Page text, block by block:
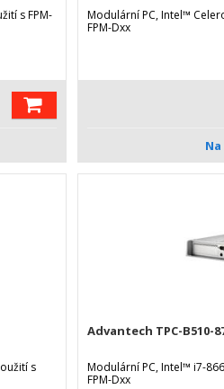
s FPM-
Modulární PC, Intel™
FPM-Dxx
s
Advantech TPC-B510-
Modulární PC, Intel™ i7-
FPM-Dxx